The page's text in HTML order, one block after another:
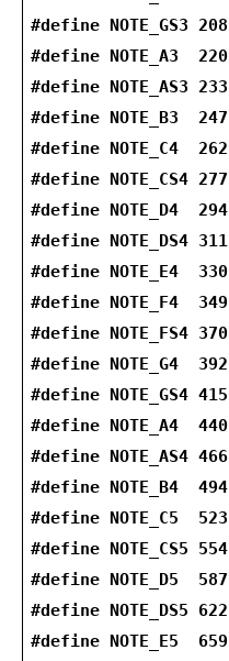
#define NOTE_GS3 208
#define NOTE_A3  220
#define NOTE_AS3 233
#define NOTE_B3  247
#define NOTE_C4  262
#define NOTE_CS4 277
#define NOTE_D4  294
#define NOTE_DS4 311
#define NOTE_E4  330
#define NOTE_F4  349
#define NOTE_FS4 370
#define NOTE_G4  392
#define NOTE_GS4 415
#define NOTE_A4  440
#define NOTE_AS4 466
#define NOTE_B4  494
#define NOTE_C5  523
#define NOTE_CS5 554
#define NOTE_D5  587
#define NOTE_DS5 622
#define NOTE_E5  659